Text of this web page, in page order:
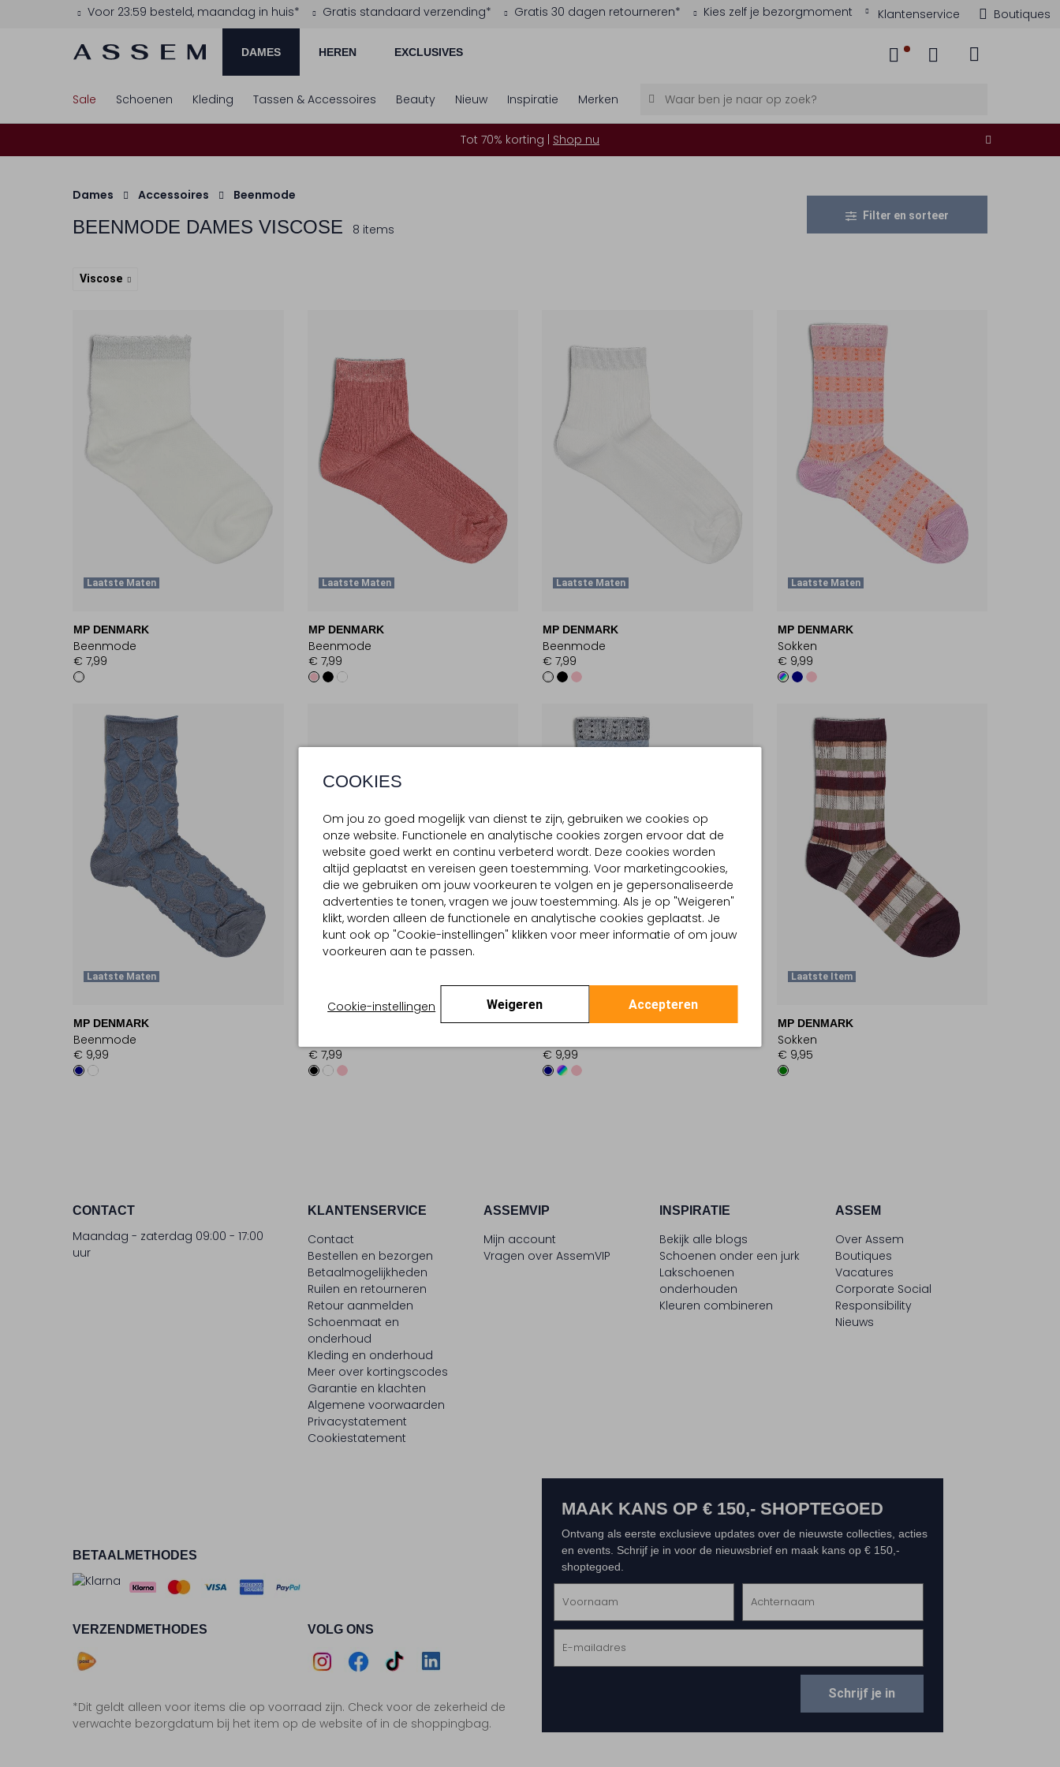
Voor 23:59 besteld, maandag in huis* Gratis standaard verzending* Gratis 30 dagen retourneren* Kies zelf je bezorgmoment Klantenservice Boutiques
DAMES HEREN EXCLUSIVES
COOKIES
Om jou zo goed mogelijk van dienst te zijn, gebruiken we cookies op
onze website. Functionele en analytische cookies zorgen ervoor dat de
website goed werkt en continu verbeterd wordt. Deze cookies worden
altijd geplaatst en vereisen geen toestemming. Voor marketingcookies,
die we gebruiken om jouw voorkeuren te volgen en je gepersonaliseerde
advertenties te tonen, vragen we jouw toestemming. Als je op "Weigeren"
klikt, worden alleen de functionele en analytische cookies geplaatst. Je
kunt ook op "Cookie-instellingen" klikken voor meer informatie of om jouw
voorkeuren aan te passen.
Cookie-instellingen Weigeren Accepteren
Sale Schoenen Kleding Tassen & Accessoires Beauty Nieuw Inspiratie Merken
Tot 70% korting | Shop nu
Dames Accessoires Beenmode
BEENMODE DAMES VISCOSE 8 items
Filter en sorteer
Viscose
Laatste Maten
MP DENMARK
Beenmode
€ 7,99
Laatste Maten
MP DENMARK
Beenmode
€ 7,99
Laatste Maten
MP DENMARK
Beenmode
€ 7,99
Laatste Maten
MP DENMARK
Sokken
€ 9,99
Laatste Maten
MP DENMARK
Beenmode
€ 9,99
€ 7,99
MP DENMARK
€ 9,99
Laatste Item
MP DENMARK
Sokken
€ 9,95
CONTACT
Maandag - zaterdag 09:00 - 17:00
uur
KLANTENSERVICE
Contact
Bestellen en bezorgen
Betaalmogelijkheden
Ruilen en retourneren
Retour aanmelden
Schoenmaat en
onderhoud
Kleding en onderhoud
Meer over kortingscodes
Garantie en klachten
Algemene voorwaarden
Privacystatement
Cookiestatement
ASSEMVIP
Mijn account
Vragen over AssemVIP
INSPIRATIE
Bekijk alle blogs
Schoenen onder een jurk
Lakschoenen
onderhouden
Kleuren combineren
ASSEM
Over Assem
Boutiques
Vacatures
Corporate Social
Responsibility
Nieuws
BETAALMETHODES
VERZENDMETHODES VOLG ONS
Instagram
Facebook
TikTokLinkedIn
*Dit geldt alleen voor items die op voorraad zijn. Check voor de zekerheid de
verwachte bezorgdatum bij het item op de website of in de shoppingbag.
MAAK KANS OP € 150,- SHOPTEGOED
Ontvang als eerste exclusieve updates over de nieuwste collecties, acties
en events. Schrijf je in voor de nieuwsbrief en maak kans op € 150,-
shoptegoed.
Schrijf je in